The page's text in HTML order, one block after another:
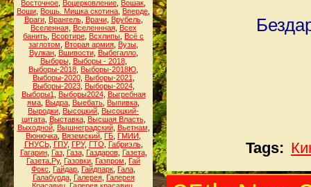
Восточное Воцерковление Вошак
Воши Вошь. Мишка скотина Вперде
Враги, Врангель, Врачи, Врубель,
Вселенная, Вселеннная, Всех
банить Всортире Всхлипы Всё с
заглотом
Вторая армия Вузы
Вулкан, Вшивости, Выбегалло,
Выборы, Выборы - 2018,
Выборы-2018 Выборы-2018Ю
Выборы-2020, Выборы-2021
Выборы-2023, Выборы-2024,
Выборы1
Выборы2024, Выгребная
яма Выдра Выебать Выпивка
Выродки Высоцкий Высоцкий-
цитата, Выставка, Высшая Власть,
Выходной, Вышнеградский, Вьетнам
Вюнючка Вяземский ГБ ГМИИ
ГНУСЬ, ГПУ, ГРУ, ГТО Габриэль,
Гагарин, Газ, Газа, Газдаров, Газета,
Газета.Ру, Газовки Газпром
Гай
Фокс
Гайдар Гайдпарк Гала
Галабурда, Галерея, Галерея
Tags: